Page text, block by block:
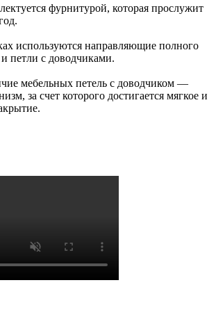
фурнитурой, которая прослужит
используются направляющие полного
петли с доводчиками.
мебельных петель с доводчиком —
за счет которого достигается мягкое и